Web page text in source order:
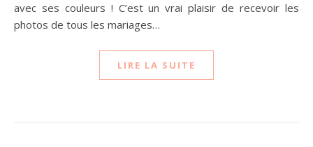
avec ses couleurs ! C’est un vrai plaisir de recevoir les
photos de tous les mariages…
LIRE LA SUITE